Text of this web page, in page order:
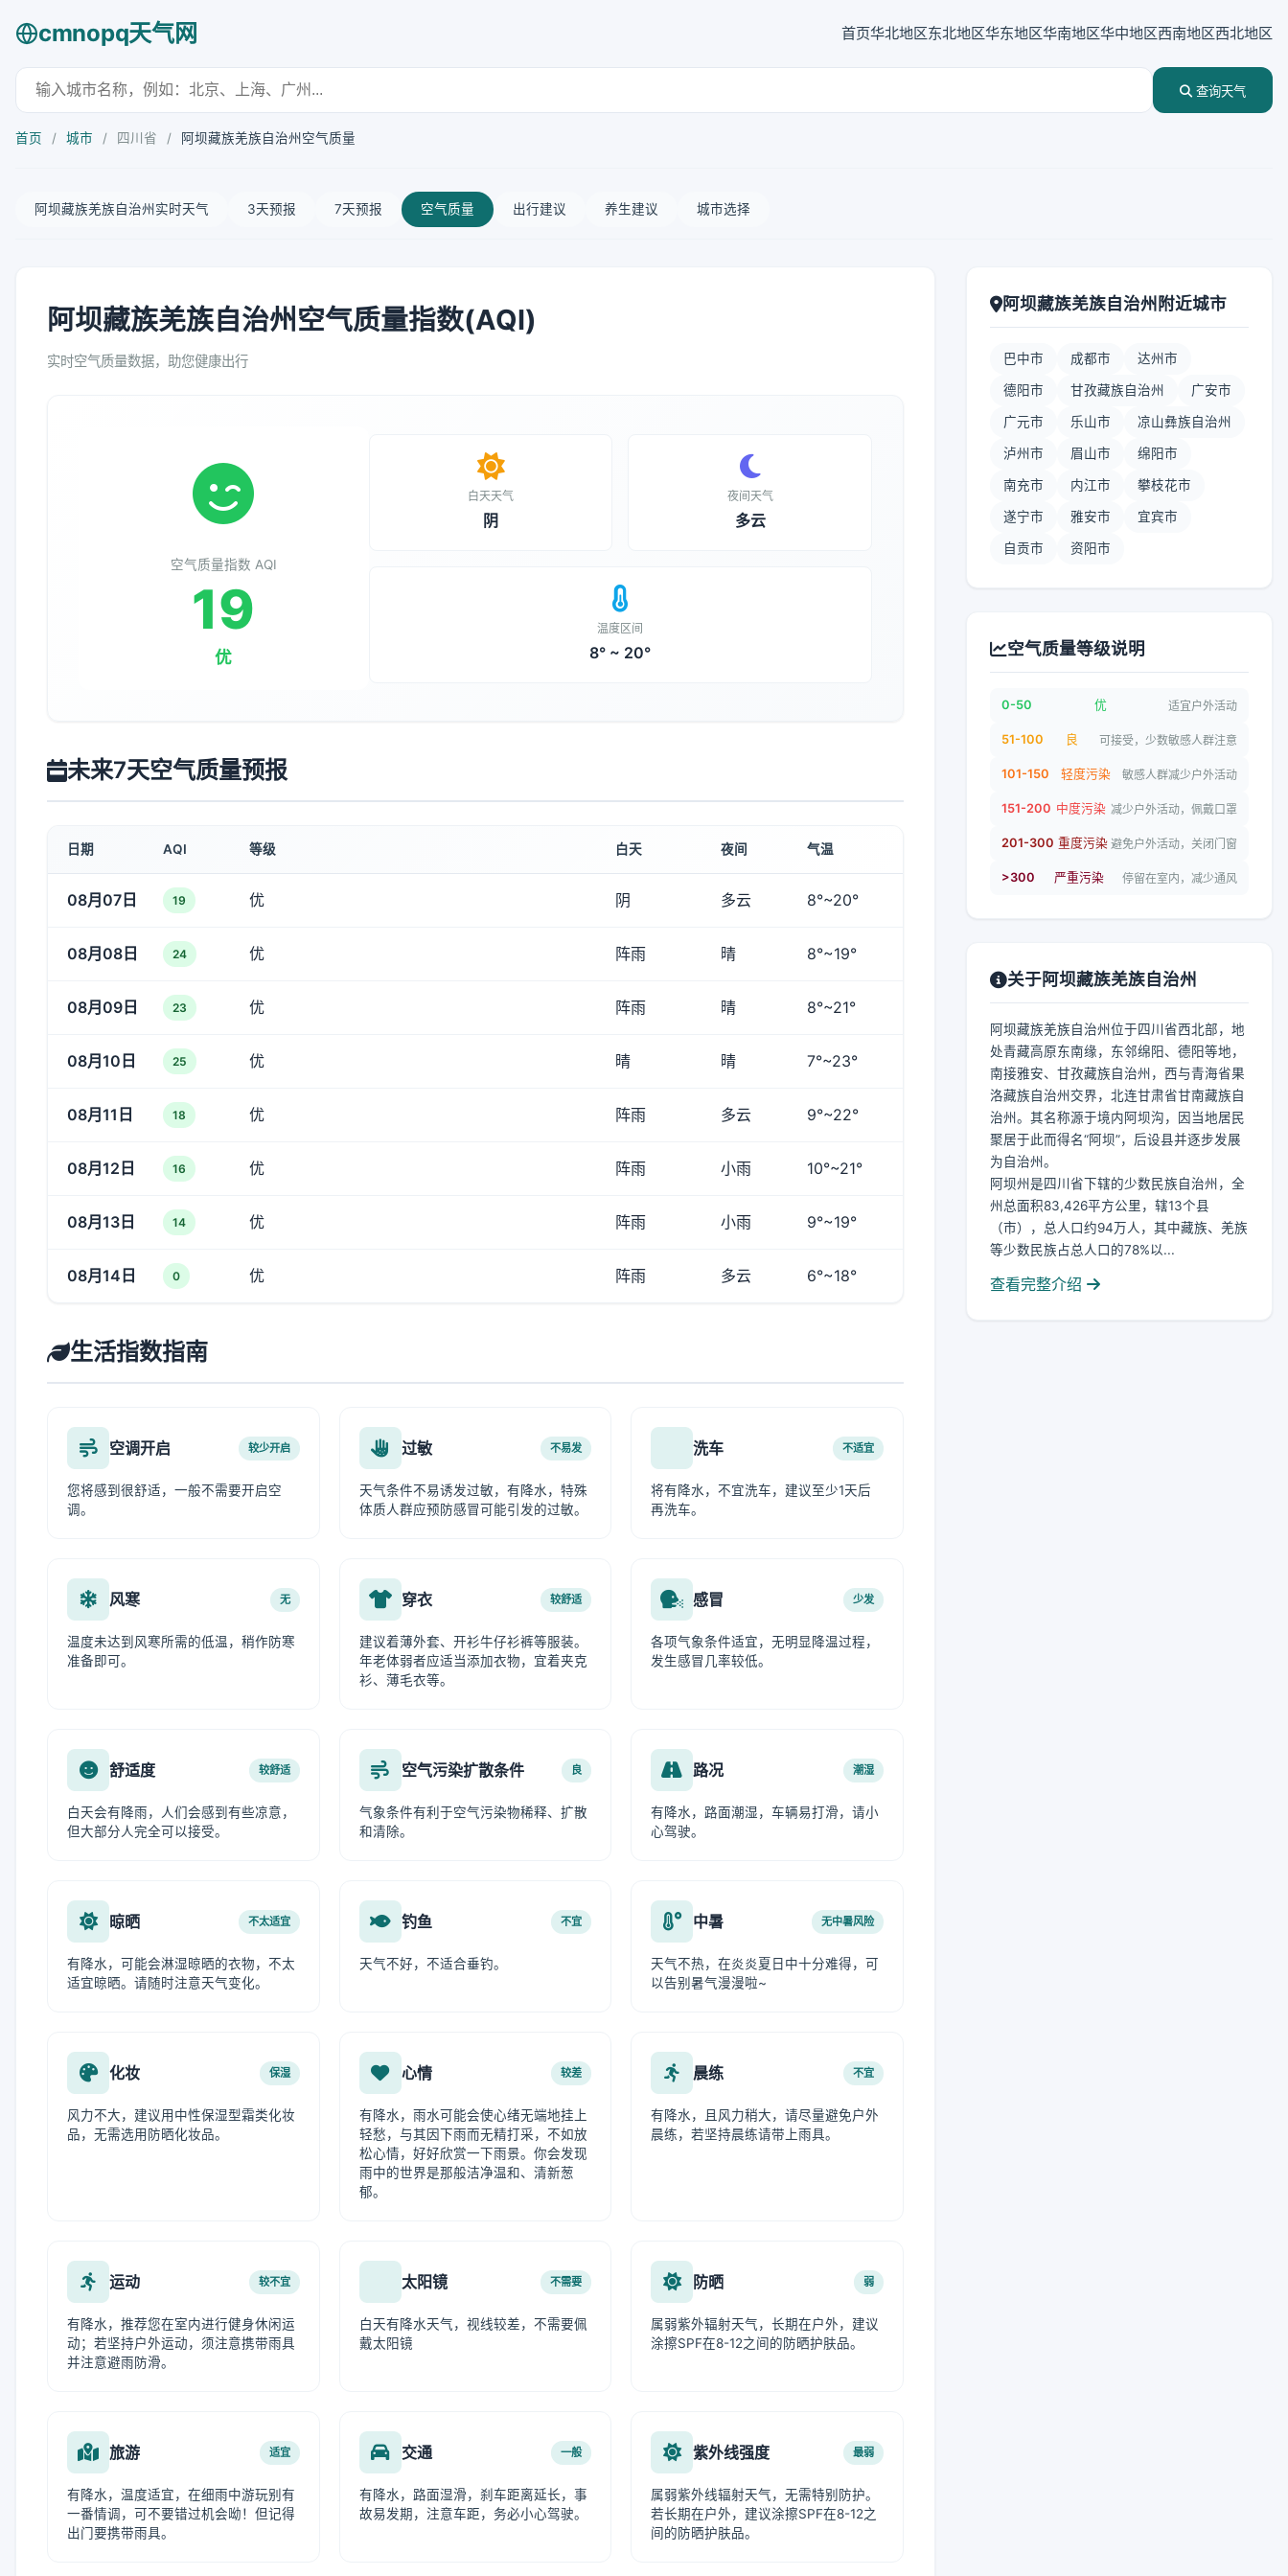
cmnopq天气网 首页华北地区东北地区华东地区华南地区华中地区西南地区西北地区
查询天气
首页 / 城市 / 四川省 / 阿坝藏族羌族自治州空气质量
阿坝藏族羌族自治州实时天气 3天预报 7天预报 空气质量 出行建议 养生建议 城市选择
阿坝藏族羌族自治州空气质量指数(AQI)
实时空气质量数据，助您健康出行
空气质量指数 AQI
19
优
白天天气
阴
夜间天气
多云
温度区间
8° ~ 20°
未来7天空气质量预报
日期 AQI 等级 白天 夜间 气温
08月07日 19 优 阴 多云 8°~20°
08月08日 24 优 阵雨 晴 8°~19°
08月09日 23 优 阵雨 晴 8°~21°
08月10日 25 优 晴 晴 7°~23°
08月11日 18 优 阵雨 多云 9°~22°
08月12日 16 优 阵雨 小雨 10°~21°
08月13日 14 优 阵雨 小雨 9°~19°
08月14日 0 优 阵雨 多云 6°~18°
生活指数指南
空调开启 较少开启
您将感到很舒适，一般不需要开启空
调。
过敏 不易发
天气条件不易诱发过敏，有降水，特殊
体质人群应预防感冒可能引发的过敏。
洗车 不适宜
将有降水，不宜洗车，建议至少1天后
再洗车。
风寒 无
温度未达到风寒所需的低温，稍作防寒
准备即可。
穿衣 较舒适
建议着薄外套、开衫牛仔衫裤等服装。
年老体弱者应适当添加衣物，宜着夹克
衫、薄毛衣等。
感冒 少发
各项气象条件适宜，无明显降温过程，
发生感冒几率较低。
舒适度 较舒适
白天会有降雨，人们会感到有些凉意，
但大部分人完全可以接受。
空气污染扩散条件 良
气象条件有利于空气污染物稀释、扩散
和清除。
路况 潮湿
有降水，路面潮湿，车辆易打滑，请小
心驾驶。
晾晒 不太适宜
有降水，可能会淋湿晾晒的衣物，不太
适宜晾晒。请随时注意天气变化。
钓鱼 不宜
天气不好，不适合垂钓。
中暑 无中暑风险
天气不热，在炎炎夏日中十分难得，可
以告别暑气漫漫啦~
化妆 保湿
风力不大，建议用中性保湿型霜类化妆
品，无需选用防晒化妆品。
心情 较差
有降水，雨水可能会使心绪无端地挂上
轻愁，与其因下雨而无精打采，不如放
松心情，好好欣赏一下雨景。你会发现
雨中的世界是那般洁净温和、清新葱
郁。
晨练 不宜
有降水，且风力稍大，请尽量避免户外
晨练，若坚持晨练请带上雨具。
运动 较不宜
有降水，推荐您在室内进行健身休闲运
动；若坚持户外运动，须注意携带雨具
并注意避雨防滑。
太阳镜 不需要
白天有降水天气，视线较差，不需要佩
戴太阳镜
防晒 弱
属弱紫外辐射天气，长期在户外，建议
涂擦SPF在8-12之间的防晒护肤品。
旅游 适宜
有降水，温度适宜，在细雨中游玩别有
一番情调，可不要错过机会呦！但记得
出门要携带雨具。
交通 一般
有降水，路面湿滑，刹车距离延长，事
故易发期，注意车距，务必小心驾驶。
紫外线强度 最弱
属弱紫外线辐射天气，无需特别防护。
若长期在户外，建议涂擦SPF在8-12之
间的防晒护肤品。
阿坝藏族羌族自治州附近城市
巴中市 成都市 达州市
德阳市 甘孜藏族自治州 广安市
广元市 乐山市 凉山彝族自治州
泸州市 眉山市 绵阳市
南充市 内江市 攀枝花市
遂宁市 雅安市 宜宾市
自贡市 资阳市
空气质量等级说明
0-50 优 适宜户外活动
51-100 良 可接受，少数敏感人群注意
101-150 轻度污染 敏感人群减少户外活动
151-200 中度污染 减少户外活动，佩戴口罩
201-300 重度污染 避免户外活动，关闭门窗
>300 严重污染 停留在室内，减少通风
关于阿坝藏族羌族自治州
阿坝藏族羌族自治州位于四川省西北部，地
处青藏高原东南缘，东邻绵阳、德阳等地，
南接雅安、甘孜藏族自治州，西与青海省果
洛藏族自治州交界，北连甘肃省甘南藏族自
治州。其名称源于境内阿坝沟，因当地居民
聚居于此而得名“阿坝”，后设县并逐步发展
为自治州。
阿坝州是四川省下辖的少数民族自治州，全
州总面积83,426平方公里，辖13个县
（市），总人口约94万人，其中藏族、羌族
等少数民族占总人口的78%以...
查看完整介绍